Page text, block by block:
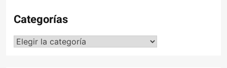
Categorías
Categorías